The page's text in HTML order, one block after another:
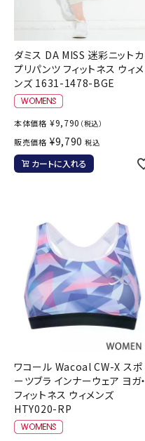
ダミス DA MISS 迷彩ニットカ
プリパンツ フィットネス ウィメ
ンズ 1631-1478-BGE
本体価格 ¥9,790 （税込）
販売価格 ¥9,790 税込
カートに入れる
ワコール Wacoal CW-X スポ
ーツブラ インナーウェア ヨガ・
フィットネス ウィメンズ
HTY020-RP